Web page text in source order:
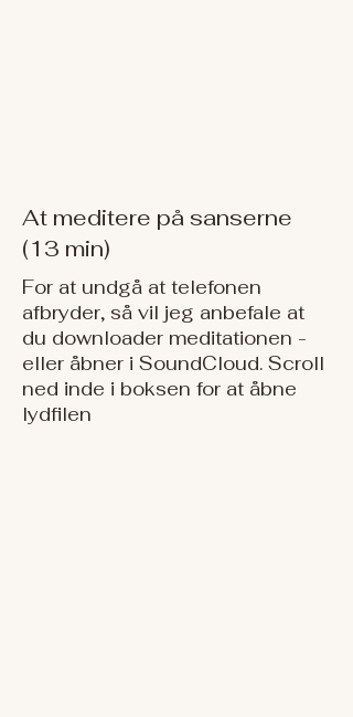
At meditere på sanserne
(13 min)
For at undgå at telefonen
afbryder, så vil jeg anbefale at
du downloader meditationen -
eller åbner i SoundCloud. Scroll
ned inde i boksen for at åbne
lydfilen